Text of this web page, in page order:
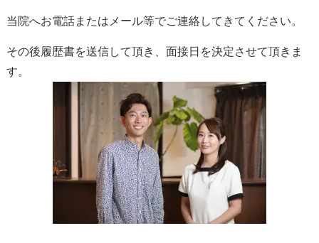
当院へお電話またはメール等でご連絡してきてください。
その後履歴書を送信して頂き、面接日を決定させて頂きま
す。